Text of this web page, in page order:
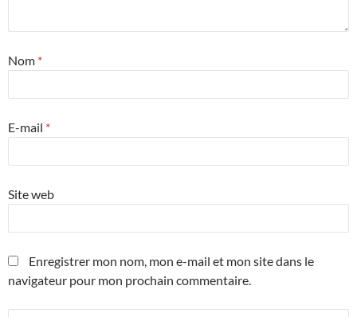
Nom *
E-mail *
Site web
Enregistrer mon nom, mon e-mail et mon site dans le
navigateur pour mon prochain commentaire.